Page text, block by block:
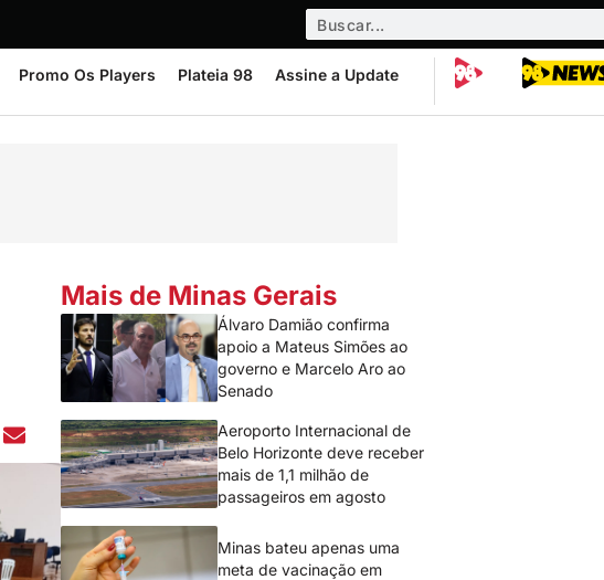
Promo Os Players Plateia 98 Assine a Update
Mais de Minas Gerais
Álvaro Damião confirma
apoio a Mateus Simões ao
governo e Marcelo Aro ao
Senado
Aeroporto Internacional de
Belo Horizonte deve receber
mais de 1,1 milhão de
passageiros em agosto
Minas bateu apenas uma
meta de vacinação em